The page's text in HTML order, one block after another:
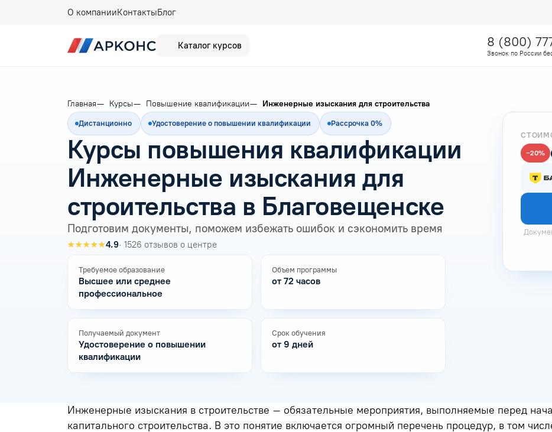
О компанииКонтактыБлог
Каталог курсов 8 (800)
Звонок по России
Главная Курсы Повышение квалификации Инженерные изыскания для строительства
Дистанционно Удостоверение о повышении квалификации Рассрочка 0%
Курсы повышения квалификации
Инженерные изыскания для
строительства в Благовещенске
Подготовим документы, поможем избежать ошибок и сэкономить время
★★★★★4.9· 1526 отзывов о центре
Требуемое образование
Высшее или среднее
профессиональное
Объем программы
от 72 часов
Получаемый документ
Удостоверение о повышении
квалификации
Срок обучения
от 9 дней
−20%
Инженерные изыскания в строительстве – обязательные мероприятия, выполняемые перед
капитального строительства. В это понятие включается огромный перечень процедур, в том